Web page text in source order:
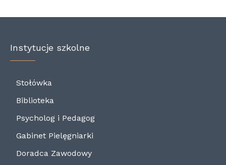
Instytucje szkolne
Stołówka
Biblioteka
Psycholog i Pedagog
Gabinet Pielęgniarki
Doradca Zawodowy